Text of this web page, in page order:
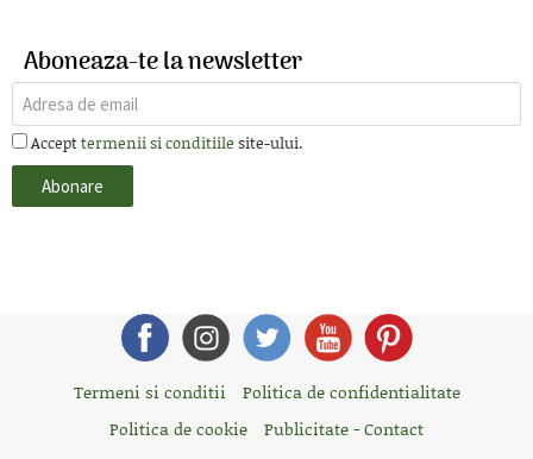
Aboneaza-te la newsletter
Accepttermenii si conditiile site-ului.
Termeni si conditii
Politica de confidentialitate
Politica de cookie
Publicitate - Contact